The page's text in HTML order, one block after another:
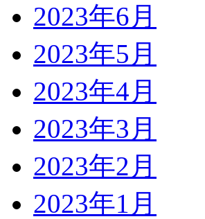
2023年6月
2023年5月
2023年4月
2023年3月
2023年2月
2023年1月